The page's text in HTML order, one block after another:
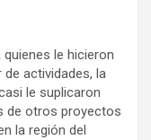
le hicieron
actividades, la
le suplicaron
de otros proyectos
la región del